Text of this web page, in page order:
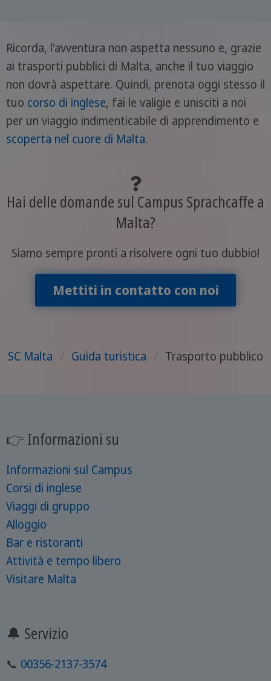
Ricorda, l'avventura non aspetta nessuno e, grazie
ai trasporti pubblici di Malta, anche il tuo viaggio
non dovrà aspettare. Quindi, prenota oggi stesso il
tuo corso di inglese, fai le valigie e unisciti a noi
per un viaggio indimenticabile di apprendimento e
scoperta nel cuore di Malta.
Hai delle domande sul Campus Sprachcaffe a
Malta?
Siamo sempre pronti a risolvere ogni tuo dubbio!
Mettiti in contatto con noi
SC Malta / Guida turistica / Trasporto pubblico
👉 Informazioni su
Informazioni sul Campus
Corsi di inglese
Viaggi di gruppo
Alloggio
Bar e ristoranti
Attività e tempo libero
Visitare Malta
🔔 Servizio
📞 00356-2137-3574